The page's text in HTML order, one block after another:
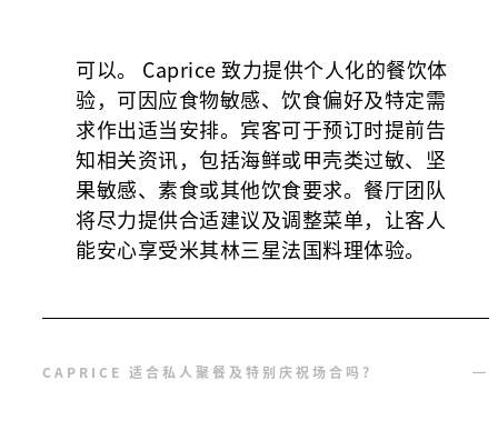
可以。 Caprice 致力提供个人化的餐饮体
验，可因应食物敏感、饮食偏好及特定需
求作出适当安排。宾客可于预订时提前告
知相关资讯，包括海鲜或甲壳类过敏、坚
果敏感、素食或其他饮食要求。餐厅团队
将尽力提供合适建议及调整菜单，让客人
能安心享受米其林三星法国料理体验。
CAPRICE 适合私人聚餐及特别庆祝场合吗？